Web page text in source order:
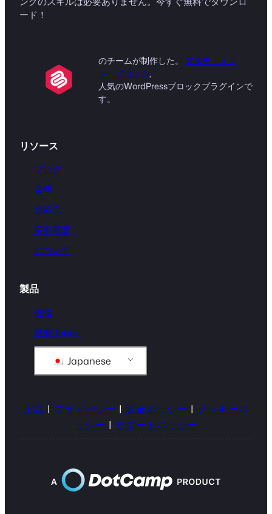
ード！
のチームが制作した。 アルティメッ
ト・ブロック,
人気のWordPressブロックプラグインで
す。
リソース
ブログ
資料
連絡先
変更履歴
について
製品
価格
既製 Tables
Japanese
用語 | プライバシー | 返金ポリシー | クッキーポ
リシー | サポートポリシー